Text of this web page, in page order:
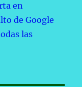
en
de Google
las